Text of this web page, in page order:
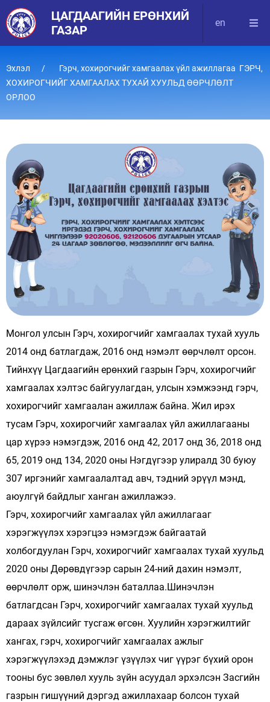
ЦАГДААГИЙН ЕРӨНХИЙ
ГАЗАР
en
Эхлэл
Гэрч, хохирогчийг хамгаалах үйл ажиллагаа ГЭРЧ,
ХОХИРОГЧИЙГ ХАМГААЛАХ ТУХАЙ ХУУЛЬД ӨӨРЧЛӨЛТ
ОРЛОО
Монгол улсын Гэрч, хохирогчийг хамгаалах тухай хууль
2014 онд батлагдаж, 2016 онд нэмэлт өөрчлөлт орсон.
Тийнхүү Цагдаагийн ерөнхий газрын Гэрч, хохирогчийг
хамгаалах хэлтэс байгуулагдан, улсын хэмжээнд гэрч,
хохирогчийг хамгаалан ажиллаж байна. Жил ирэх
тусам Гэрч, хохирогчийг хамгаалах үйл ажиллагааны
цар хүрээ нэмэгдэж, 2016 онд 42, 2017 онд 36, 2018 онд
65, 2019 онд 134, 2020 оны Нэгдүгээр улиралд 30 буюу
307 иргэнийг хамгаалалтад авч, тэдний эрүүл мэнд,
аюулгүй байдлыг ханган ажиллажээ.
Гэрч, хохирогчийг хамгаалах үйл ажиллагааг
хэрэгжүүлэх хэрэгцээ нэмэгдэж байгаатай
холбогдуулан Гэрч, хохирогчийг хамгаалах тухай хуульд
2020 оны Дөрөвдүгээр сарын 24-ний дахин нэмэлт,
өөрчлөлт орж, шинэчлэн баталлаа.Шинэчлэн
батлагдсан Гэрч, хохирогчийг хамгаалах тухай хуульд
дараах зүйлсийг тусгаж өгсөн. Хуулийн хэрэгжилтийг
хангах, гэрч, хохирогчийг хамгаалах ажлыг
хэрэгжүүлэхэд дэмжлэг үзүүлэх чиг үүрэг бүхий орон
тооны бус зөвлөл хууль зүйн асуудал эрхэлсэн Засгийн
газрын гишүүний дэргэд ажиллахаар болсон тухай